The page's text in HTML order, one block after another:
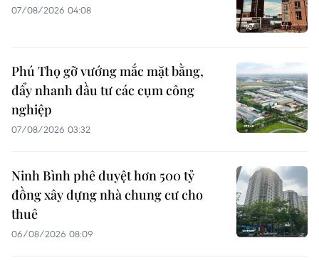
07/08/2026 04:08
Phú Thọ gỡ vướng mắc mặt bằng,
đẩy nhanh đầu tư các cụm công
nghiệp
07/08/2026 03:32
Ninh Bình phê duyệt hơn 500 tỷ
đồng xây dựng nhà chung cư cho
thuê
06/08/2026 08:09